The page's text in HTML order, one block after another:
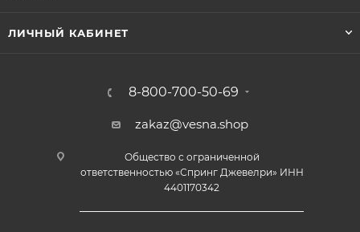
ЛИЧНЫЙ КАБИНЕТ
8-800-700-50-69
zakaz@vesna.shop
Общество с ограниченной
ответственностью «Спринг Джевелри» ИНН
4401170342